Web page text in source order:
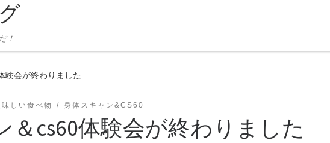
！
験会が終わりました
味しい食べ物 身体スキャン&CS60
＆cs60体験会が終わりました